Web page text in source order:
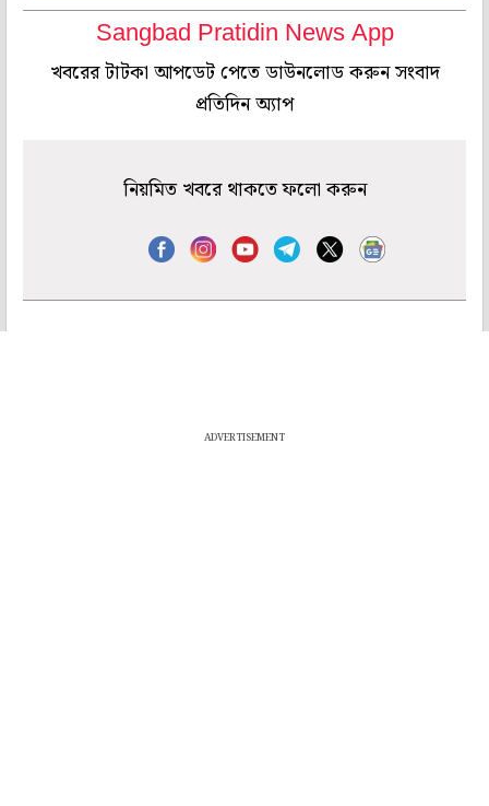
Sangbad Pratidin News App
খবরের টাটকা আপডেট পেতে ডাউনলোড করুন সংবাদ
প্রতিদিন অ্যাপ
নিয়মিত খবরে থাকতে ফলো করুন
ADVERTISEMENT